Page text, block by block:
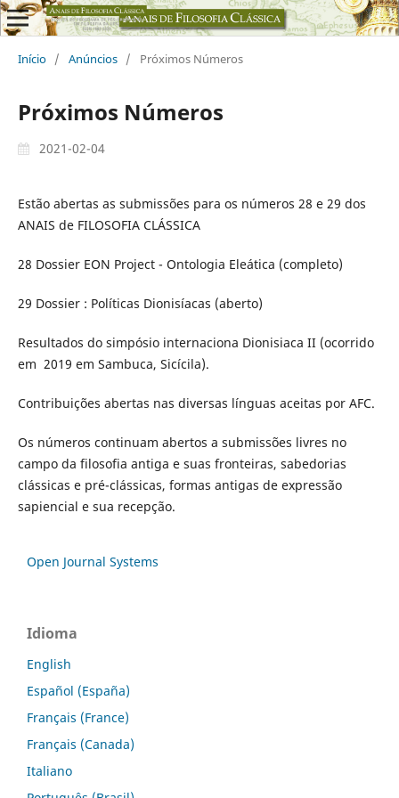
Início / Anúncios / Próximos Números
Próximos Números
2021-02-04
Estão abertas as submissões para os números 28 e 29 dos
ANAIS de FILOSOFIA CLÁSSICA
28 Dossier EON Project - Ontologia Eleática (completo)
29 Dossier : Políticas Dionisíacas (aberto)
Resultados do simpósio internaciona Dionisiaca II (ocorrido
em 2019 em Sambuca, Sicícila).
Contribuições abertas nas diversas línguas aceitas por AFC.
Os números continuam abertos a submissões livres no
campo da filosofia antiga e suas fronteiras, sabedorias
clássicas e pré-clássicas, formas antigas de expressão
sapiencial e sua recepção.
Open Journal Systems
Idioma
English
Español (España)
Français (France)
Français (Canada)
Italiano